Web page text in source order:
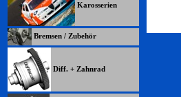
Karosserien
Bremsen / Zubehör
Diff. + Zahnrad